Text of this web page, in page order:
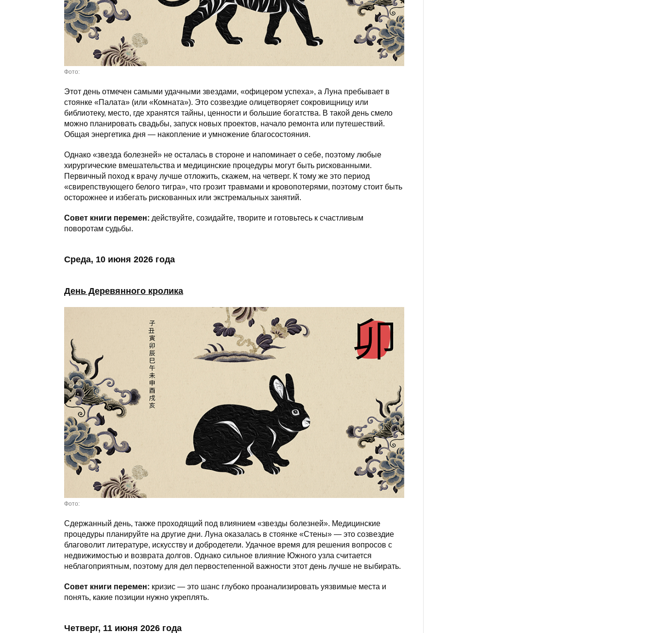
Фото:
Этот день отмечен самыми удачными звездами, «офицером успеха», а Луна пребывает в
стоянке «Палата» (или «Комната»). Это созвездие олицетворяет сокровищницу или
библиотеку, место, где хранятся тайны, ценности и большие богатства. В такой день смело
можно планировать свадьбы, запуск новых проектов, начало ремонта или путешествий.
Общая энергетика дня — накопление и умножение благосостояния.
Однако «звезда болезней» не осталась в стороне и напоминает о себе, поэтому любые
хирургические вмешательства и медицинские процедуры могут быть рискованными.
Первичный поход к врачу лучше отложить, скажем, на четверг. К тому же это период
«свирепствующего белого тигра», что грозит травмами и кровопотерями, поэтому стоит быть
осторожнее и избегать рискованных или экстремальных занятий.
Совет книги перемен: действуйте, созидайте, творите и готовьтесь к счастливым
поворотам судьбы.
Среда, 10 июня 2026 года
День Деревянного кролика
Фото:
Сдержанный день, также проходящий под влиянием «звезды болезней». Медицинские
процедуры планируйте на другие дни. Луна оказалась в стоянке «Стены» — это созвездие
благоволит литературе, искусству и добродетели. Удачное время для решения вопросов с
недвижимостью и возврата долгов. Однако сильное влияние Южного узла считается
неблагоприятным, поэтому для дел первостепенной важности этот день лучше не выбирать.
Совет книги перемен: кризис — это шанс глубоко проанализировать уязвимые места и
понять, какие позиции нужно укреплять.
Четверг, 11 июня 2026 года